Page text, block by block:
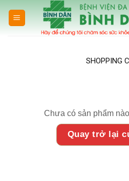
SHOPPING
Chưa có sản phẩm
Quay trở lại